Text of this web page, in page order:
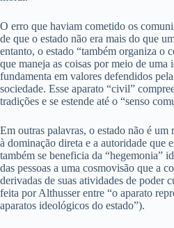
O erro que haviam cometido os
de que o estado não era mais do que
entanto, o estado “também organiza o
que maneja as coisas por meio de
fundamenta em valores defendidos
sociedade. Esse aparato “civil”
tradições e se estende até o “senso
Em outras palavras, o estado não é um
à dominação direta e a autoridade que
também se beneficia da “hegemonia”
das pessoas a uma cosmovisão que a
derivadas de suas atividades de poder
feita por Althusser entre “o aparato
aparatos ideológicos do estado”).